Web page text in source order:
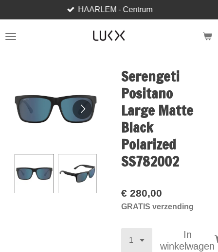
direct
naar
HAARLEM - Centrum
Serengeti
Positano
Large Matte
Black
Polarized
SS782002
€ 280,00
GRATIS verzending
In
winkelwagen